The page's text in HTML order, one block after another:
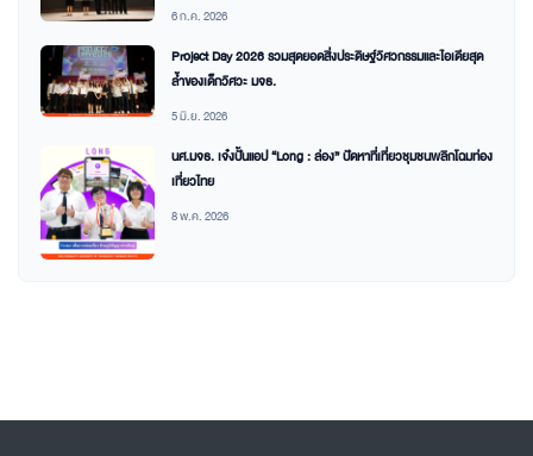
6 ก.ค. 2026
Project Day 2026 รวมสุดยอดสิ่งประดิษฐ์วิศวกรรมและไอเดียสุด
ล้ำของเด็กวิศวะ มจธ.
5 มิ.ย. 2026
นศ.มจธ. เจ๋งปั้นแอป “Long : ล่อง” ปัดหาที่เที่ยวชุมชนพลิกโฉมท่อง
เที่ยวไทย
8 พ.ค. 2026